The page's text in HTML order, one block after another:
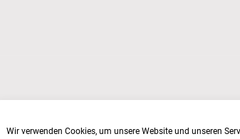
Wir verwenden Cookies, um unsere Website und unseren